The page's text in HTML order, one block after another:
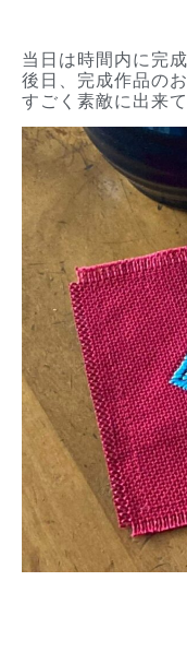
当日は時間内に完
後日、完成作品の
すごく素敵に出来